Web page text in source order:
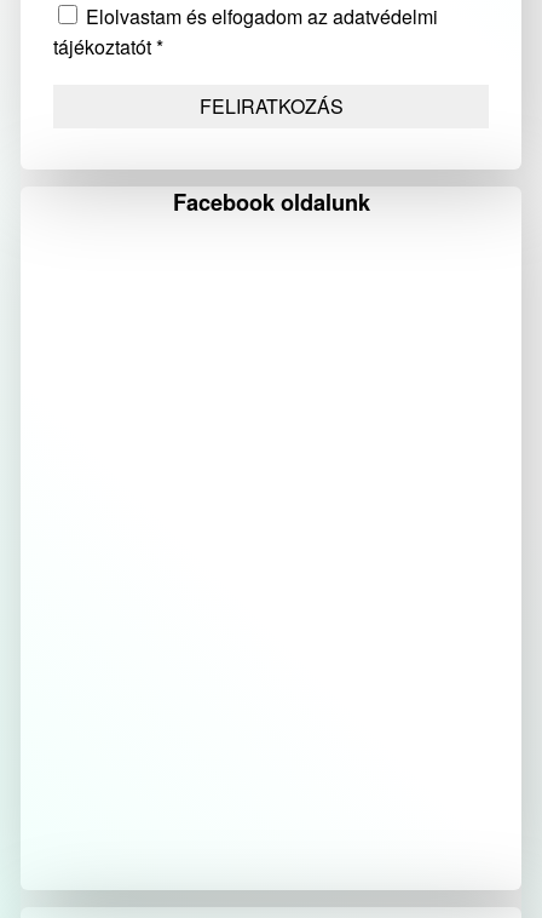
Elolvastam és elfogadom az adatvédelmi
tájékoztatót *
Facebook oldalunk